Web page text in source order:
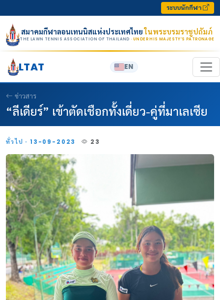
ระบบนักกีฬา
สมาคมกีฬาลอนเทนนิสแห่งประเทศไทยในพระบรมราชูปถัมภ์
THE LAWN TENNIS ASSOCIATION OF THAILAND · UNDER HIS MAJESTY’S PATRONAGE
LTAT EN
ข่าวสาร
“ลีเดียร์” เข้าตัดเชือกทั้งเดี่ยว-คู่ที่มาเลเซีย
ทั่วไป · 13-09-2023 23